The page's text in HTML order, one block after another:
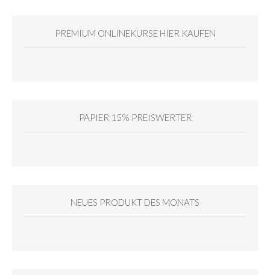
PREMIUM ONLINEKURSE HIER KAUFEN
PAPIER 15% PREISWERTER
NEUES PRODUKT DES MONATS